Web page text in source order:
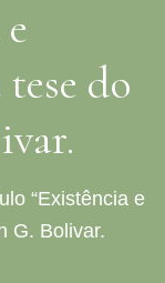
do
“Existência e
G. Bolivar.